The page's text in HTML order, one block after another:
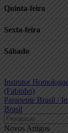
Quinta-feira
Sexta-feira
Sábado
Navegação
de
Post
Previous
post:
Instrutor
(Fabinho)
Next
post:
Parapente Brasil /
Brasil
Pesquisar
por:
Novos Artigos